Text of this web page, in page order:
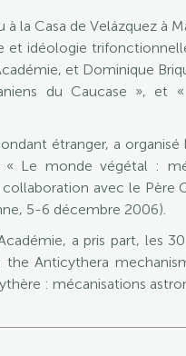
la Casa de Velázquez à
idéologie
et Dominique
du Caucase »,
étranger, a
Le monde végétal :
avec le Père
5-6 décembre 2006).
a pris part, les
the Anticythera
: mécanisations